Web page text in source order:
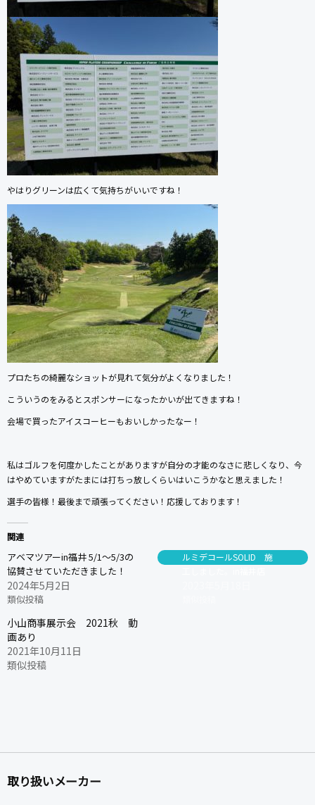
やはりグリーンは広くて気持ちがいいですね！
プロたちの綺麗なショットが見れて気分がよくなりました！
こういうのをみるとスポンサーになったかいが出てきますね！
会場で買ったアイスコーヒーもおいしかったなー！
私はゴルフを何度かしたことがありますが自分の才能のなさに悲しくなり、今
はやめていますがたまには打ちっ放しくらいはいこうかなと思えました！
選手の皆様！最後まで頑張ってください！応援しております！
関連
アベマツアーin福井 5/1～5/3の
協賛させていただきました！
2024年5月2日
類似投稿
ルミデコールSOLID 施
小山商事展示会 2021秋 動
画あり
2021年10月11日
類似投稿
取り扱いメーカー